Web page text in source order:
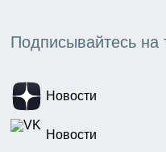
Подписывайтесь на
Новости
Новости